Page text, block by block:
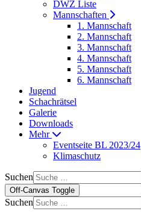
DWZ Liste
Mannschaften
1. Mannschaft
2. Mannschaft
3. Mannschaft
4. Mannschaft
5. Mannschaft
6. Mannschaft
Jugend
Schachrätsel
Galerie
Downloads
Mehr
Eventseite BL 2023/24
Klimaschutz
Suchen
Off-Canvas Toggle
Suchen